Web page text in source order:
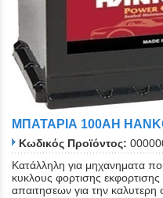
ΜΠΑΤΑΡΙΑ 100ΑΗ
Κωδικός Προϊόντος:
Κατάλληλη για μηχανηματα
κυκλους φορτισης
απαιτησεων για την καλυτερη